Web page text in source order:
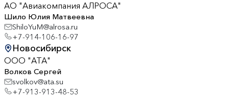
АО "Авиакомпания АЛРОСА"
Шило Юлия Матвеевна
ShiloYuM@alrosa.ru
+7-914-106-16-97
Новосибирск
ООО "АТА"
Волков Сергей
svolkov@ata.su
+7-913-913-48-53